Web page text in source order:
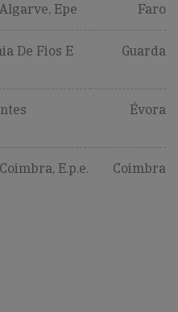
Epe Faro
De Fios E
Guarda
Évora
E.p.e. Coimbra